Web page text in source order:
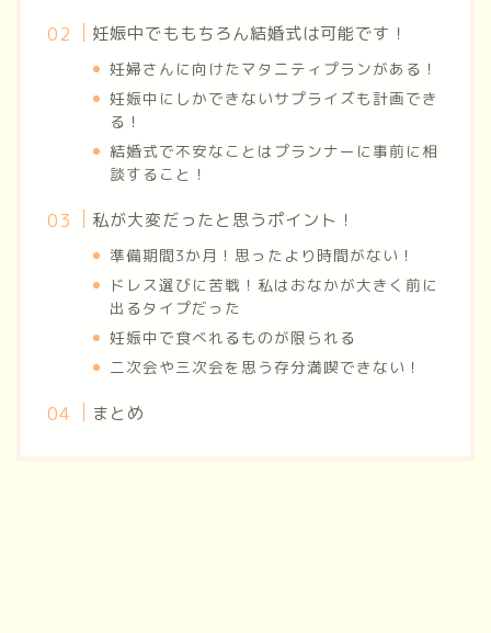
妊娠中でももちろん結婚式は可能です！
妊婦さんに向けたマタニティプランがある！
妊娠中にしかできないサプライズも計画でき
る！
結婚式で不安なことはプランナーに事前に相
談すること！
私が大変だったと思うポイント！
準備期間3か月！思ったより時間がない！
ドレス選びに苦戦！私はおなかが大きく前に
出るタイプだった
妊娠中で食べれるものが限られる
二次会や三次会を思う存分満喫できない！
まとめ